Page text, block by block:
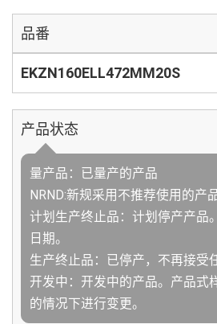
品番
EKZN160ELL472MM20S
产品状态
量产品：已量产的产品
NRND:新规采用不推荐使用的产
计划生产终止品：计划停产产品
日期。
生产终止品：已停产，不再接受
开发中：开发中的产品。产品式
的情况下进行变更。